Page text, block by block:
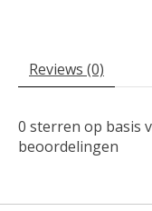
Reviews (0)
0 sterren op basis
beoordelingen